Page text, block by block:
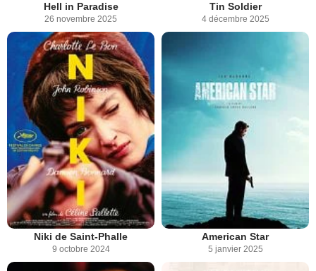
Hell in Paradise
26 novembre 2025
Tin Soldier
4 décembre 2025
Niki de Saint-Phalle
9 octobre 2024
American Star
5 janvier 2025